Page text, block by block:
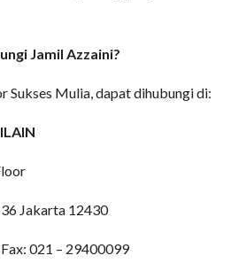
Jamil Azzaini?
Sukses Mulia, dapat dihubungi di:
Jakarta 12430
021 – 29400099